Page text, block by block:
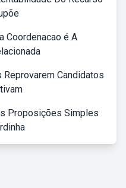
Coordenacao é A
Candidatos
Proposições Simples